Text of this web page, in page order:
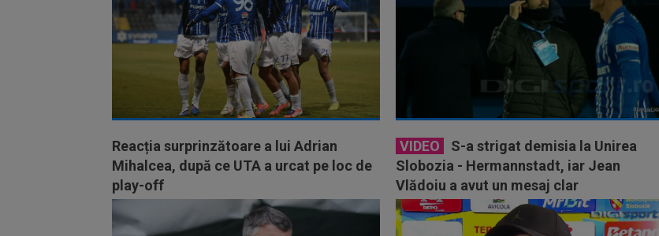
Reacția surprinzătoare a lui Adrian
Mihalcea, după ce UTA a urcat pe loc de
play-off
VIDEO
S-a strigat demisia la Unirea
Slobozia - Hermannstadt, iar Jean
Vlădoiu a avut un mesaj clar